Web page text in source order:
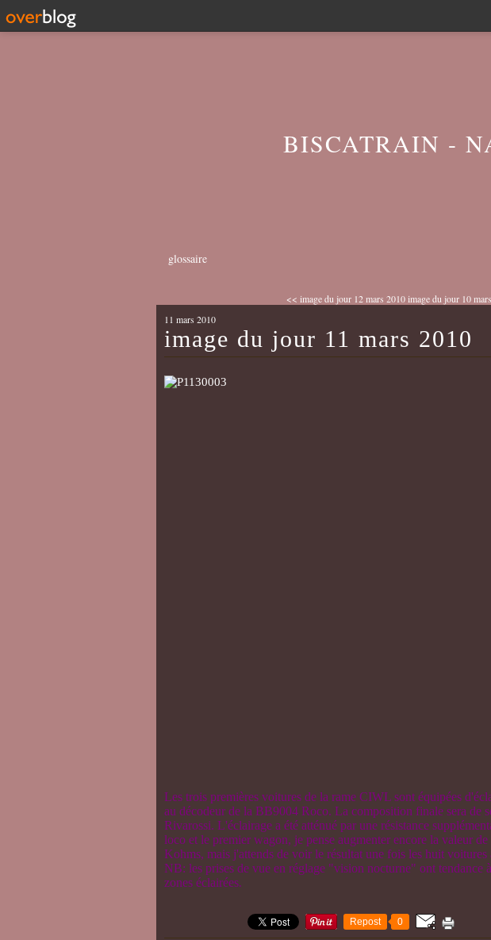
BISCATRAIN -
glossaire
<< image du jour 12 mars 2010 image du jour 10
11 mars 2010
image du jour 11 mars 2010
Les trois premières voitures de la rame CIWL sont équipées
au décodeur de la BB9004 Roco. La composition finale sera de
Rivarossi. L'éclairage a été atténué par une résistance
loco et le premier wagon, je pense augmenter encore la valeur de
Kohms, mais j'attends de voir le résultat une fois les huit voitures
NB: les prises de vue en réglage "vision nocturne" ont tendance
zones éclairées.
Repost 0